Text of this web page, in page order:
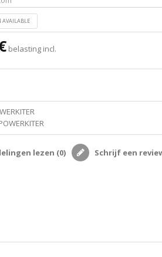
AVAILABLE
belasting incl.
lezen (0) Schrijf een